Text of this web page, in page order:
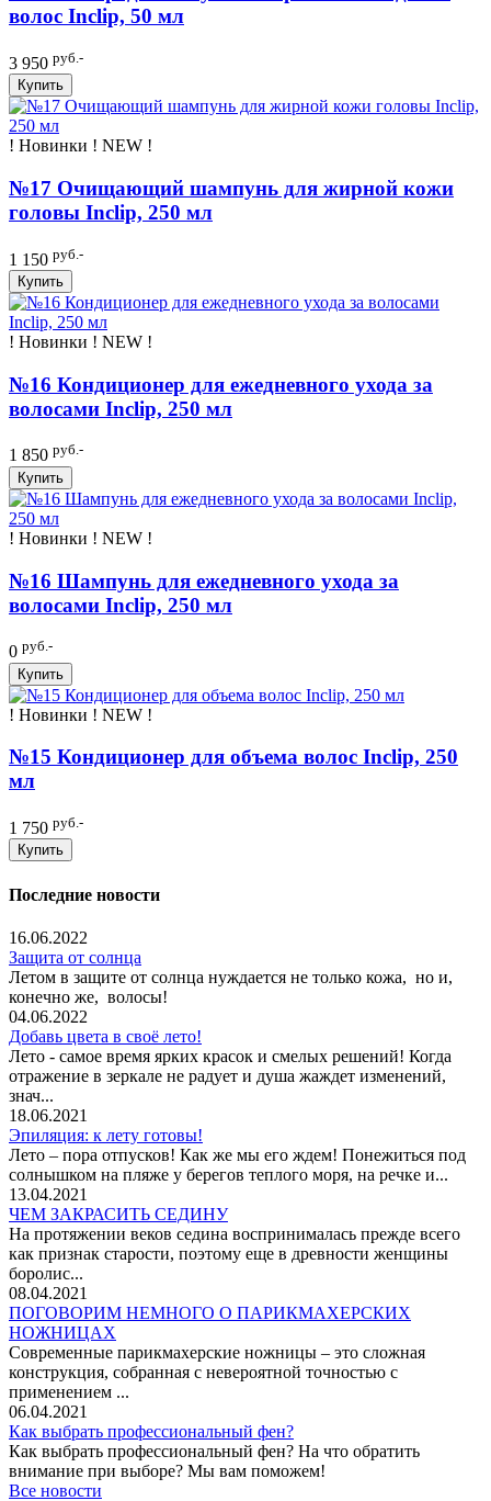
волос Inclip, 50 мл
3 950 руб.-
Купить
! Новинки ! NEW !
№17 Очищающий шампунь для жирной кожи
головы Inclip, 250 мл
1 150 руб.-
Купить
! Новинки ! NEW !
№16 Кондиционер для ежедневного ухода за
волосами Inclip, 250 мл
1 850 руб.-
Купить
! Новинки ! NEW !
№16 Шампунь для ежедневного ухода за
волосами Inclip, 250 мл
0 руб.-
Купить
! Новинки ! NEW !
№15 Кондиционер для объема волос Inclip, 250
мл
1 750 руб.-
Купить
Последние новости
16.06.2022
Защита от солнца
Летом в защите от солнца нуждается не только кожа, но и,
конечно же, волосы!
04.06.2022
Добавь цвета в своё лето!
Лето - самое время ярких красок и смелых решений! Когда
отражение в зеркале не радует и душа жаждет изменений,
знач...
18.06.2021
Эпиляция: к лету готовы!
Лето – пора отпусков! Как же мы его ждем! Понежиться под
солнышком на пляже у берегов теплого моря, на речке и...
13.04.2021
ЧЕМ ЗАКРАСИТЬ СЕДИНУ
На протяжении веков седина воспринималась прежде всего
как признак старости, поэтому еще в древности женщины
боролис...
08.04.2021
ПОГОВОРИМ НЕМНОГО О ПАРИКМАХЕРСКИХ
НОЖНИЦАХ
Современные парикмахерские ножницы – это сложная
конструкция, собранная с невероятной точностью с
применением ...
06.04.2021
Как выбрать профессиональный фен?
Как выбрать профессиональный фен? На что обратить
внимание при выборе? Мы вам поможем!
Все новости